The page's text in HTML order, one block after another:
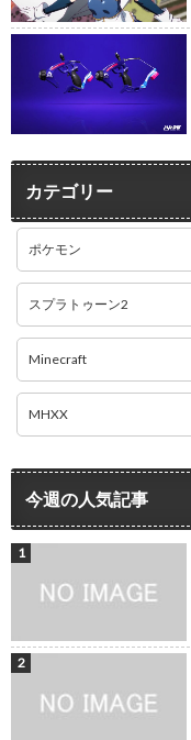
カテゴリー
ポケモン
スプラトゥーン2
Minecraft
MHXX
今週の人気記事